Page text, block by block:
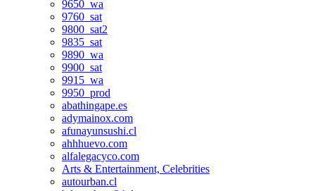
9650_wa
9760_sat
9800_sat2
9835_sat
9890_wa
9900_sat
9915_wa
9950_prod
abathingape.es
adymainox.com
afunayunsushi.cl
ahhhuevo.com
alfalegacyco.com
Arts & Entertainment, Celebrities
autourban.cl